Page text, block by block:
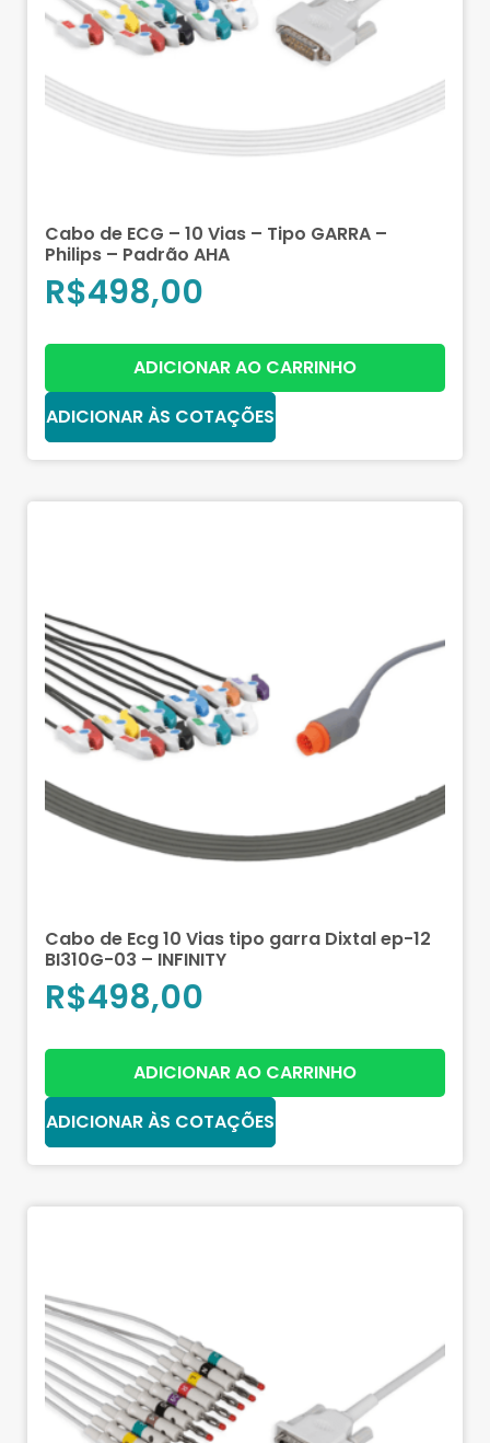
Cabo de ECG – 10 Vias – Tipo GARRA –
Philips – Padrão AHA
R$498,00
ADICIONAR AO CARRINHO
ADICIONAR ÀS COTAÇÕES
Cabo de Ecg 10 Vias tipo garra Dixtal ep-12
BI310G-03 – INFINITY
R$498,00
ADICIONAR AO CARRINHO
ADICIONAR ÀS COTAÇÕES